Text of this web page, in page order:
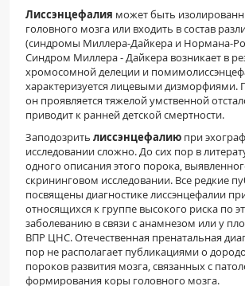
Лиссэнцефалия может быть
головного мозга или входить в состав
(синдромы Миллера-Дайкера и Нормана-
Синдром Миллера - Дайкера возникает в
хромосомной делеции и
характеризуется лицевыми дизморфиями.
он проявляется тяжелой умственной
приводит к ранней детской смертности.
Заподозрить лиссэнцефалию при
исследовании сложно. До сих пор в
одного описания этого порока,
скрининговом исследовании. Все редкие
посвящены диагностике лиссэнцефалии
относящихся к группе высокого риска по
заболеванию в связи с анамнезом или у
ВПР ЦНС. Отечественная пренатальная
пор не располагает публикациями о
пороков развития мозга, связанных с
формирования коры головного мозга.